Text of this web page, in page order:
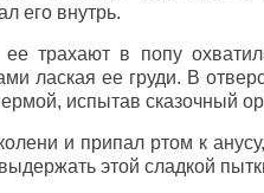
его внутрь.
трахают в попу
лаская ее груди. В
испытав сказочный
и припал ртом к
этой сладкой